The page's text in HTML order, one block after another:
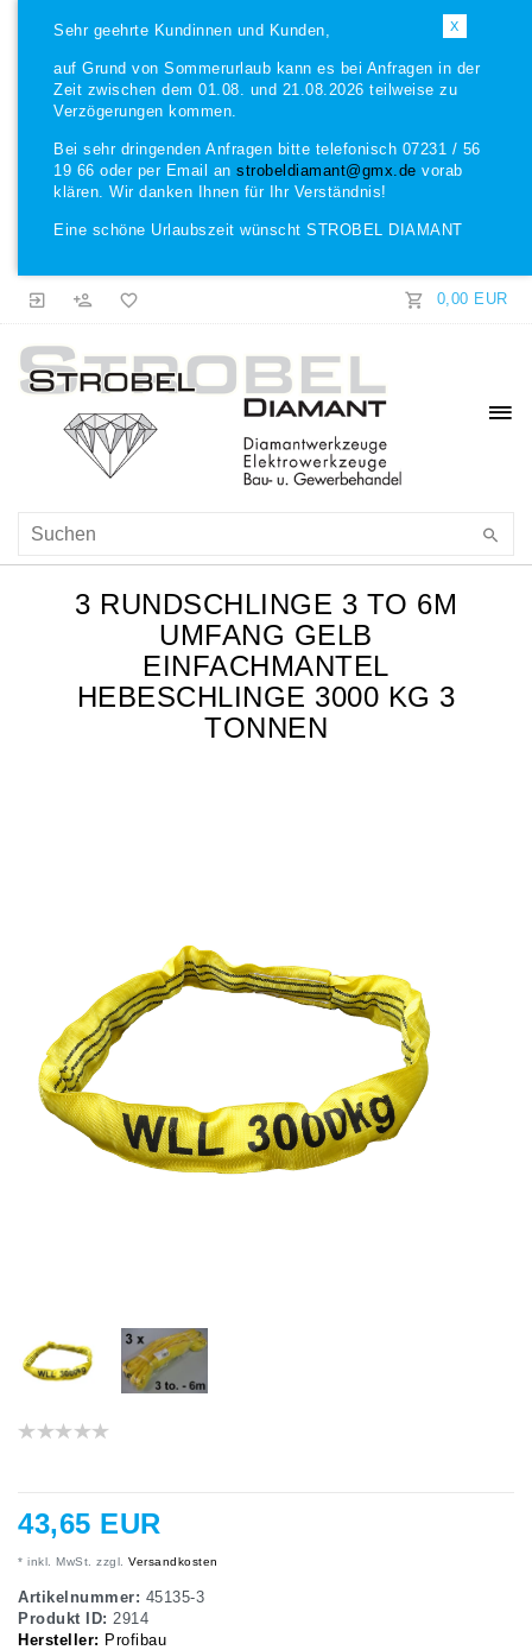
X
Sehr geehrte Kundinnen und Kunden,
auf Grund von Sommerurlaub kann es bei Anfragen in der
Zeit zwischen dem 01.08. und 21.08.2026 teilweise zu
Verzögerungen kommen.
Bei sehr dringenden Anfragen bitte telefonisch 07231 / 56
19 66 oder per Email an strobeldiamant@gmx.de vorab
klären. Wir danken Ihnen für Ihr Verständnis!
Eine schöne Urlaubszeit wünscht STROBEL DIAMANT
0,00 EUR
3 RUNDSCHLINGE 3 TO 6M
UMFANG GELB
EINFACHMANTEL
HEBESCHLINGE 3000 KG 3
TONNEN
43,65 EUR
* inkl. MwSt. zzgl. Versandkosten
Artikelnummer: 45135-3
Produkt ID: 2914
Hersteller: Profibau